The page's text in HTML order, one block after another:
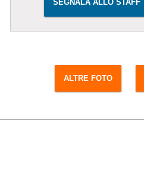
SEGNALA ALLO STAFF
ALTRE FOTO